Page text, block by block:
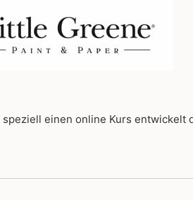
einen online Kurs